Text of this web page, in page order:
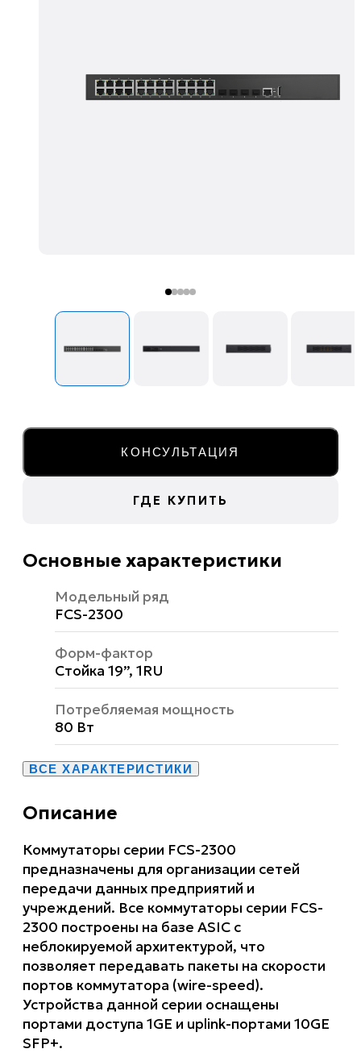
КОНСУЛЬТАЦИЯ
ГДЕ КУПИТЬ
Основные характеристики
Модельный ряд
FCS-2300
Форм-фактор
Стойка 19”, 1RU
Потребляемая мощность
80 Вт
ВСЕ ХАРАКТЕРИСТИКИ
Описание
Коммутаторы серии FCS-2300
предназначены для организации сетей
передачи данных предприятий и
учреждений. Все коммутаторы серии FCS-
2300 построены на базе ASIC c
неблокируемой архитектурой, что
позволяет передавать пакеты на скорости
портов коммутатора (wire-speed).
Устройства данной серии оснащены
портами доступа 1GE и uplink-портами 10GE
SFP+.